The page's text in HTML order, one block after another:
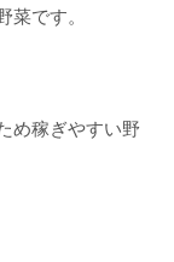
です。
め稼ぎやすい野